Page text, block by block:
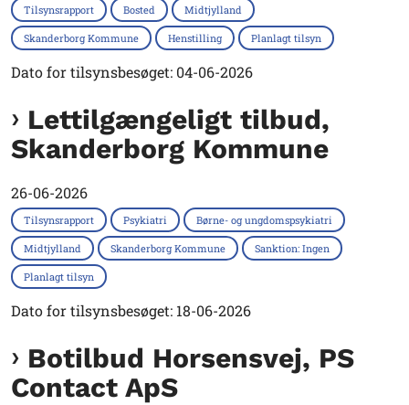
Tilsynsrapport Bosted Midtjylland
Skanderborg Kommune Henstilling Planlagt tilsyn
Dato for tilsynsbesøget: 04-06-2026
Lettilgængeligt tilbud,
Skanderborg Kommune
26-06-2026
Tilsynsrapport Psykiatri Børne- og ungdomspsykiatri
Midtjylland Skanderborg Kommune Sanktion: Ingen
Planlagt tilsyn
Dato for tilsynsbesøget: 18-06-2026
Botilbud Horsensvej, PS
Contact ApS